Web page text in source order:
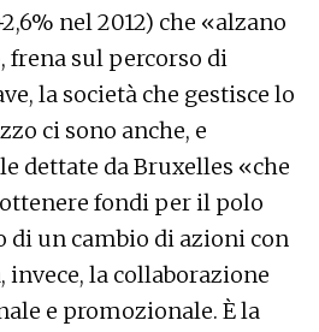
nel 2012) che «alzano
frena sul percorso di
la società che gestisce lo
ci sono anche, e
dettate da Bruxelles «che
fondi per il polo
di un cambio di azioni con
invece, la collaborazione
e promozionale. È la